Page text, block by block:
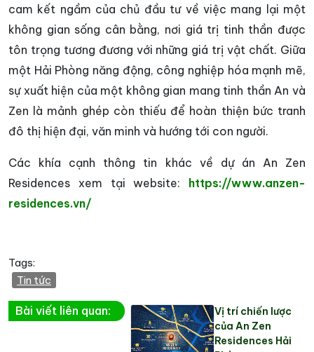
cam kết ngầm của chủ đầu tư về việc mang lại một
không gian sống cân bằng, nơi giá trị tinh thần được
tôn trọng tương đương với những giá trị vật chất. Giữa
một Hải Phòng năng động, công nghiệp hóa mạnh mẽ,
sự xuất hiện của một không gian mang tinh thần An và
Zen là mảnh ghép còn thiếu để hoàn thiện bức tranh
đô thị hiện đại, văn minh và hướng tới con người.
Các khía cạnh thông tin khác về dự án An Zen
Residences xem tại website:
https://www.anzen-
residences.vn/
Tags:
Tin tức
Bài viết liên quan:
Vị trí chiến lược
của An Zen
Residences Hải